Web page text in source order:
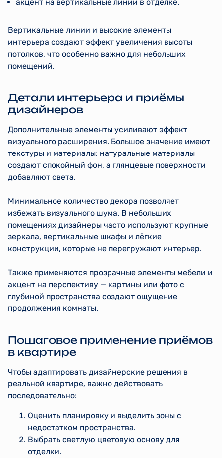
акцент на вертикальные линии в отделке.
Вертикальные линии и высокие элементы
интерьера создают эффект увеличения высоты
потолков, что особенно важно для небольших
помещений.
Детали интерьера и приёмы
дизайнеров
Дополнительные элементы усиливают эффект
визуального расширения. Большое значение имеют
текстуры и материалы: натуральные материалы
создают спокойный фон, а глянцевые поверхности
добавляют света.
Минимальное количество декора позволяет
избежать визуального шума. В небольших
помещениях дизайнеры часто используют крупные
зеркала, вертикальные шкафы и лёгкие
конструкции, которые не перегружают интерьер.
Также применяются прозрачные элементы мебели и
акцент на перспективу — картины или фото с
глубиной пространства создают ощущение
продолжения комнаты.
Пошаговое применение приёмов
в квартире
Чтобы адаптировать дизайнерские решения в
реальной квартире, важно действовать
последовательно:
Оценить планировку и выделить зоны с
недостатком пространства.
Выбрать светлую цветовую основу для
отделки.